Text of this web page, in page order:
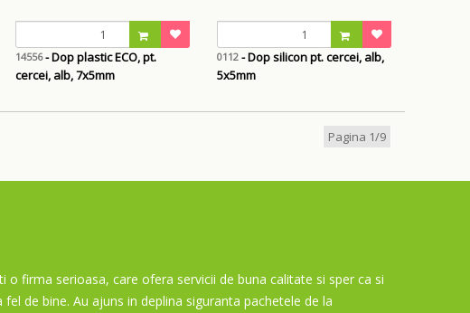
14556- Dop plastic ECO, pt.
cercei, alb, 7x5mm
0112- Dop silicon pt. cercei, alb,
5x5mm
Pagina 1/9
o firma serioasa, care ofera servicii de buna calitate si sper ca si
de bine. Au ajuns in deplina siguranta pachetele de la